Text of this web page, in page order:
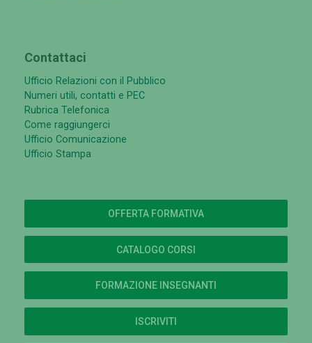
Contattaci
Ufficio Relazioni con il Pubblico
Numeri utili, contatti e PEC
Rubrica Telefonica
Come raggiungerci
Ufficio Comunicazione
Ufficio Stampa
OFFERTA FORMATIVA
CATALOGO CORSI
FORMAZIONE INSEGNANTI
ISCRIVITI